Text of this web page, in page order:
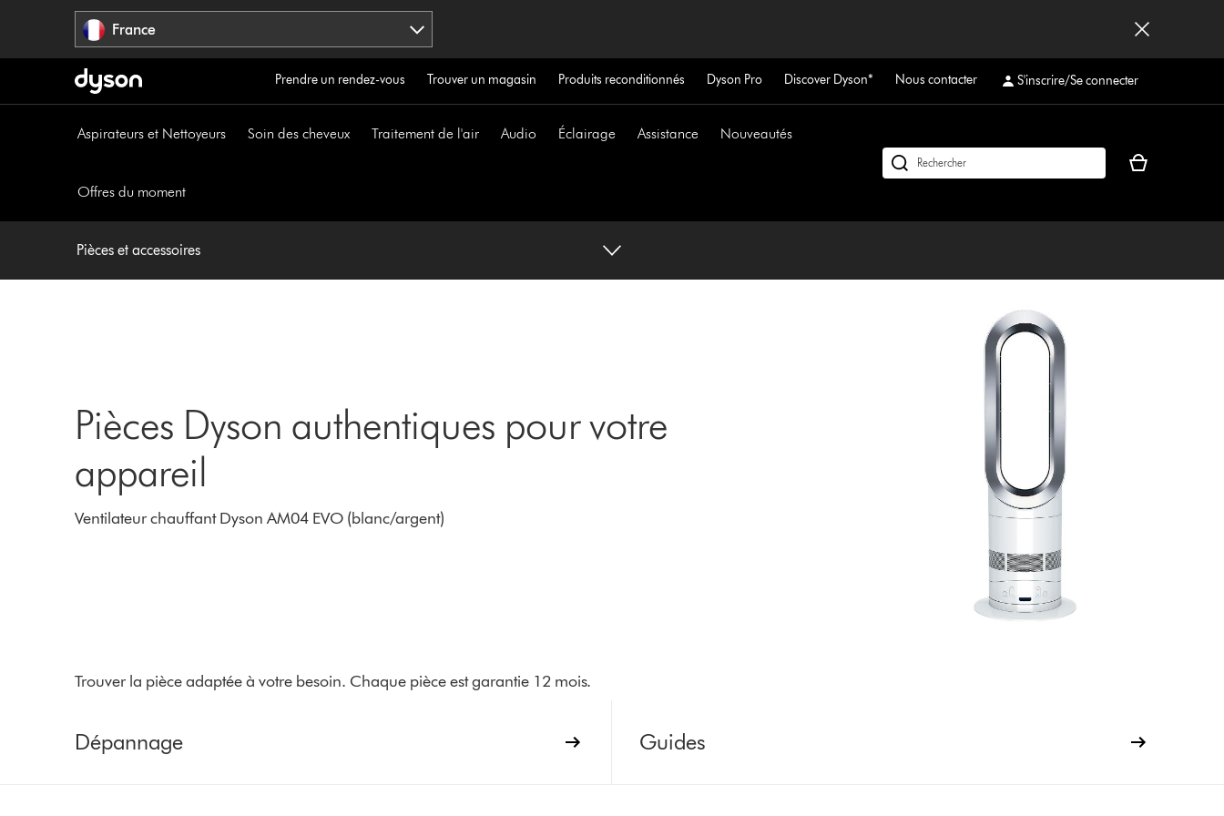
France
Prendre un rendez-vous Trouver un magasin Produits reconditionnés Dyson Pro Discover Dyson* Nous contacter S'inscrire/Se connecter
Aspirateurs et Nettoyeurs Soin des cheveux Traitement de l'air Audio Éclairage Assistance Nouveautés
Offres du moment
Rechercher
Votre
vide
Pièces et accessoires
Pièces Dyson authentiques pour votre
appareil
Ventilateur chauffant Dyson AM04 EVO (blanc/argent)
Trouver la pièce adaptée à votre besoin. Chaque pièce est garantie 12 mois.
Dépannage Guides